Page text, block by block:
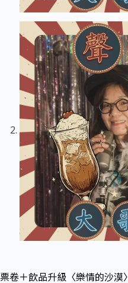
票卷＋飲品升級〈樂情的沙漠〉